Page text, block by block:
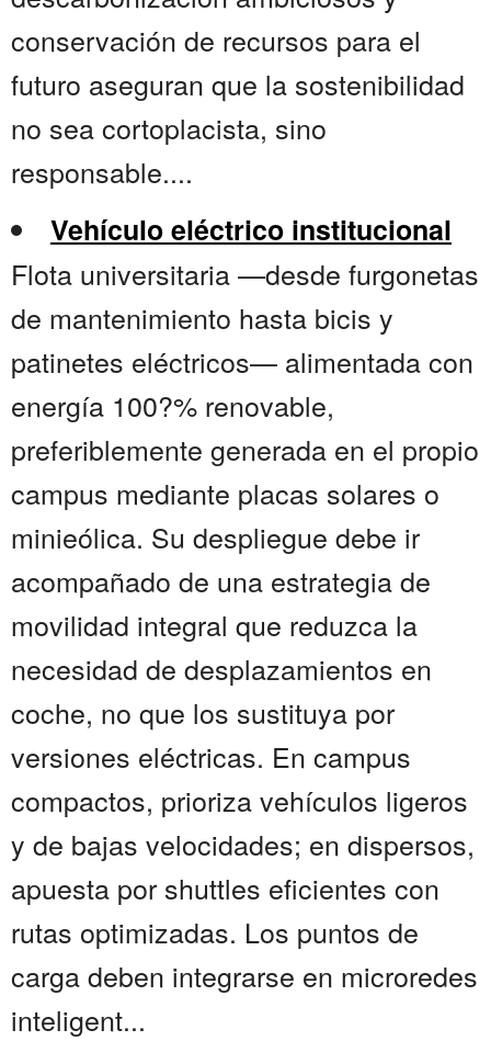
conservación de recursos para el
futuro aseguran que la sostenibilidad
no sea cortoplacista, sino
responsable....
Vehículo eléctrico institucional
Flota universitaria —desde furgonetas
de mantenimiento hasta bicis y
patinetes eléctricos— alimentada con
energía 100?% renovable,
preferiblemente generada en el propio
campus mediante placas solares o
minieólica. Su despliegue debe ir
acompañado de una estrategia de
movilidad integral que reduzca la
necesidad de desplazamientos en
coche, no que los sustituya por
versiones eléctricas. En campus
compactos, prioriza vehículos ligeros
y de bajas velocidades; en dispersos,
apuesta por shuttles eficientes con
rutas optimizadas. Los puntos de
carga deben integrarse en microredes
inteligent...